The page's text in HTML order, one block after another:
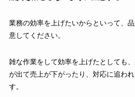
業務の効率を上げたいからといって、
意してください。
雑な作業をして効率を上げたとしても
が出て売上が下がったり、対応に追わ
す。